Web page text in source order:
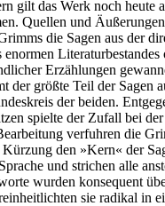
gilt das Werk noch heute
Quellen und
die Sagen aus der
Literaturbestandes
Erzählungen
der größte Teil der Sagen
der beiden.
spielte der Zufall bei
verfuhren die
den »Kern« der
und strichen alle
wurden konsequent
sie radikal in